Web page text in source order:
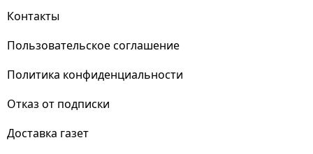
Контакты
Пользовательское соглашение
Политика конфиденциальности
Отказ от подписки
Доставка газет